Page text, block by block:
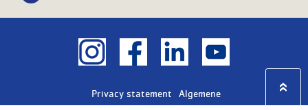
Privacy statement
Algemene